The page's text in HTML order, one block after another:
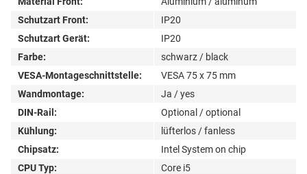
Schutzart Front:
IP20
Schutzart Gerät:
IP20
Farbe:
schwarz / black
VESA-Montageschnittstelle:
VESA 75 x 75 mm
Wandmontage:
Ja / yes
DIN-Rail:
Optional / optional
Kühlung:
lüfterlos / fanless
Chipsatz:
Intel System on chip
CPU Typ:
Core i5